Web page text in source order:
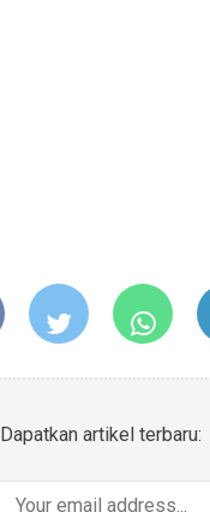
Dapatkan artikel terbaru: